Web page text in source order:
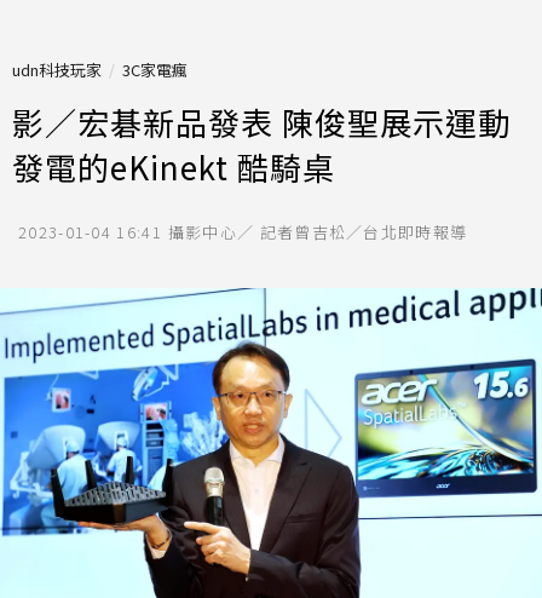
udn科技玩家 3C家電瘋
影／宏碁新品發表 陳俊聖展示運動
發電的eKinekt 酷騎桌
2023-01-04 16:41 攝影中心／ 記者曾吉松／台北即時報導